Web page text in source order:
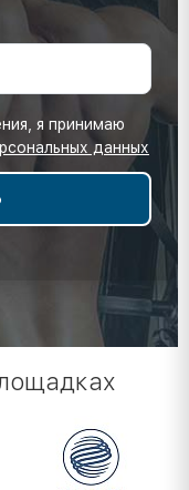
я принимаю
данных